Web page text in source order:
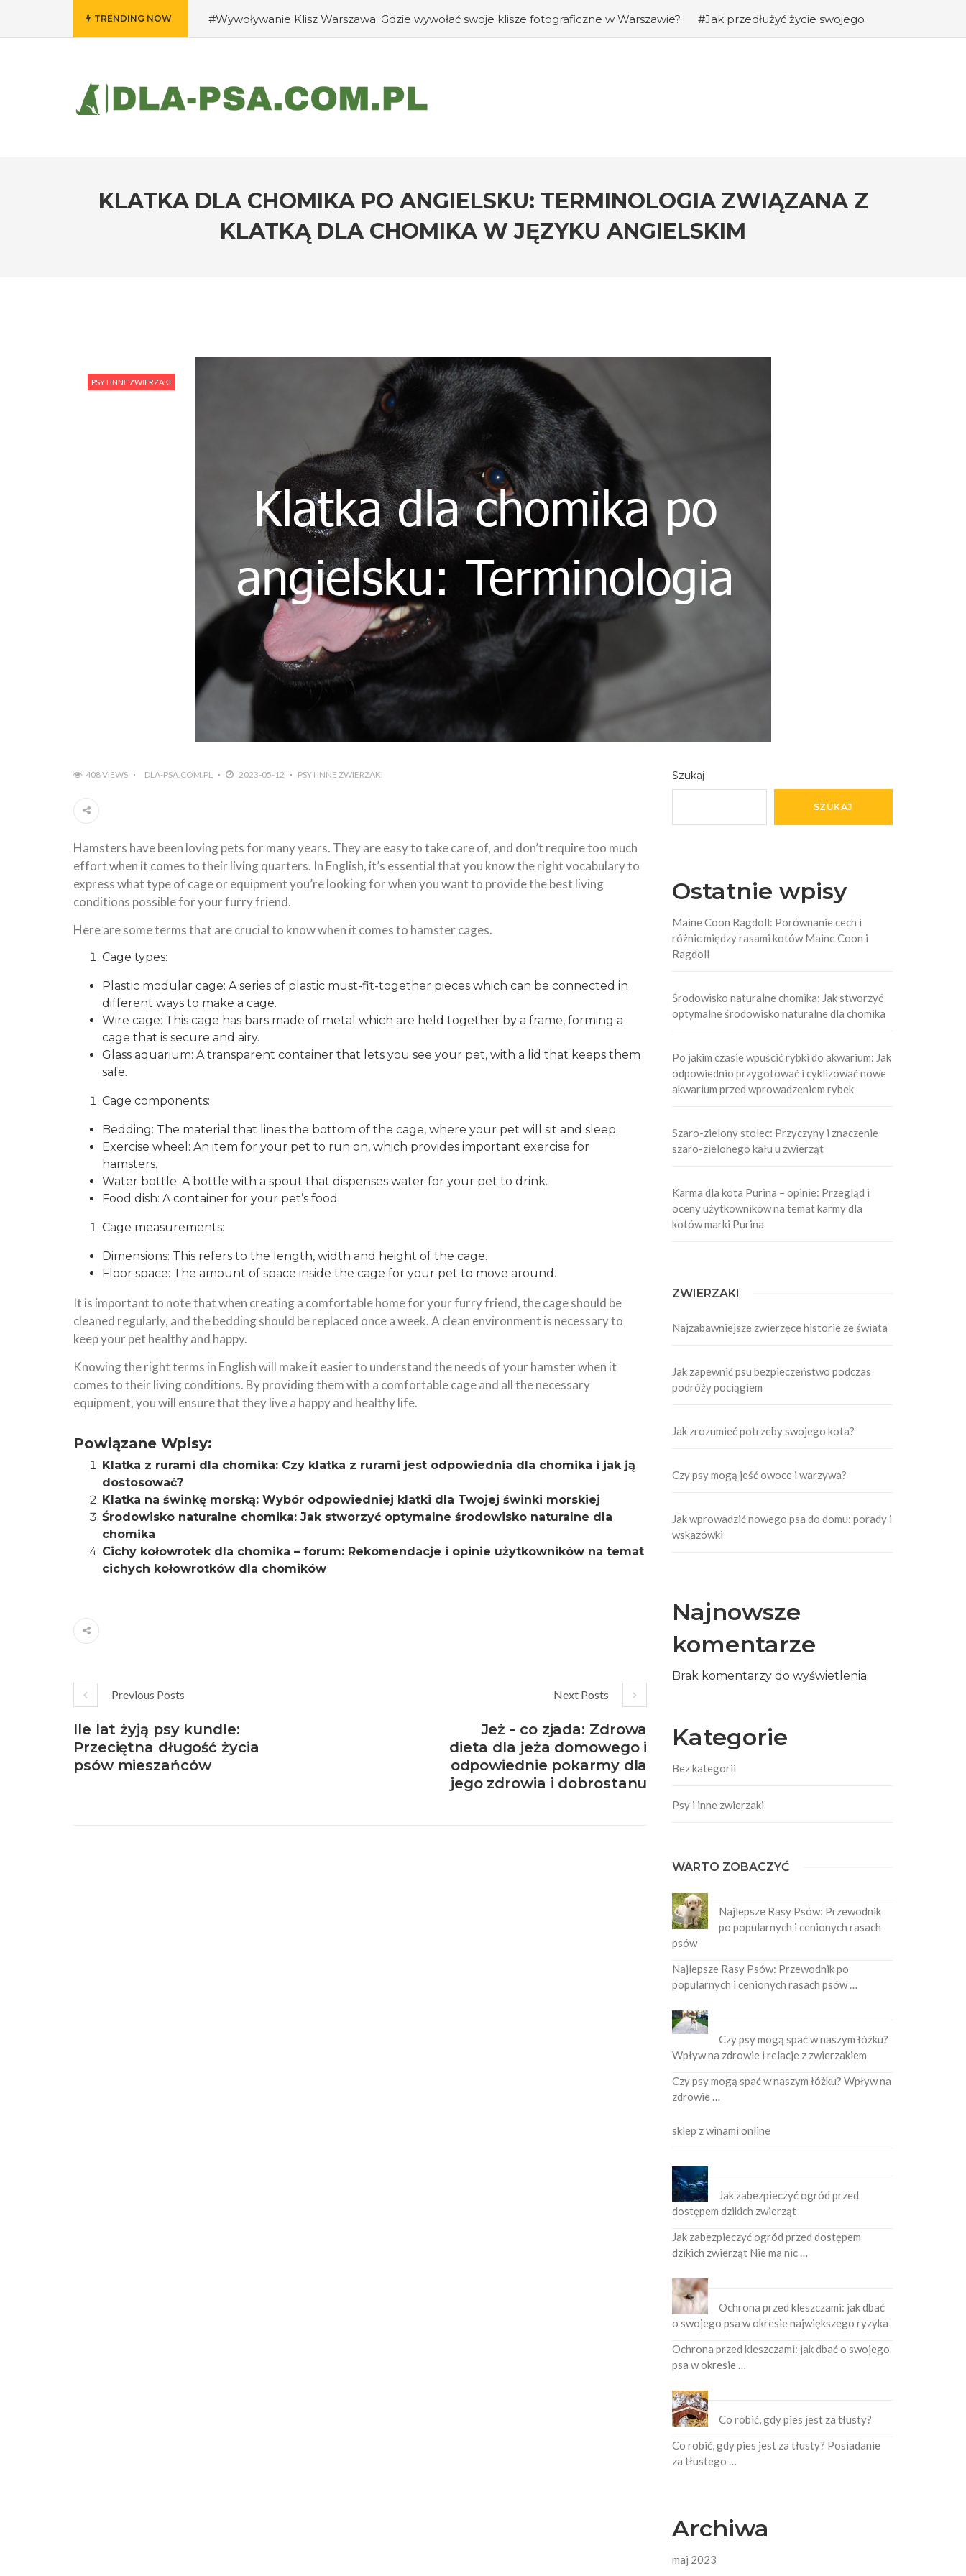
TRENDING NOW #Wywoływanie Klisz Warszawa: Gdzie wywołać swoje klisze fotograficzne w Warszawie?
#Jak przedłużyć życie swojego
psa: rady eksperta
#Jak zapobiec ucieczkom psa?
#Chomiki Dżungarskie Cena: Jaka jest cena chomików dżungarskich
KLATKA DLA CHOMIKA PO ANGIELSKU: TERMINOLOGIA ZWIĄZANA Z
KLATKĄ DLA CHOMIKA W JĘZYKU ANGIELSKIM
PSY I INNE ZWIERZAKI
408 VIEWS DLA-PSA.COM.PL 2023-05-12 PSY I INNE ZWIERZAKI
Hamsters have been loving pets for many years. They are easy to take care of, and don’t require too much
effort when it comes to their living quarters. In English, it’s essential that you know the right vocabulary to
express what type of cage or equipment you’re looking for when you want to provide the best living
conditions possible for your furry friend.
Here are some terms that are crucial to know when it comes to hamster cages.
Cage types:
Plastic modular cage: A series of plastic must-fit-together pieces which can be connected in
different ways to make a cage.
Wire cage: This cage has bars made of metal which are held together by a frame, forming a
cage that is secure and airy.
Glass aquarium: A transparent container that lets you see your pet, with a lid that keeps them
safe.
Cage components:
Bedding: The material that lines the bottom of the cage, where your pet will sit and sleep.
Exercise wheel: An item for your pet to run on, which provides important exercise for
hamsters.
Water bottle: A bottle with a spout that dispenses water for your pet to drink.
Food dish: A container for your pet’s food.
Cage measurements:
Dimensions: This refers to the length, width and height of the cage.
Floor space: The amount of space inside the cage for your pet to move around.
It is important to note that when creating a comfortable home for your furry friend, the cage should be
cleaned regularly, and the bedding should be replaced once a week. A clean environment is necessary to
keep your pet healthy and happy.
Knowing the right terms in English will make it easier to understand the needs of your hamster when it
comes to their living conditions. By providing them with a comfortable cage and all the necessary
equipment, you will ensure that they live a happy and healthy life.
Powiązane Wpisy:
Klatka z rurami dla chomika: Czy klatka z rurami jest odpowiednia dla chomika i jak ją
dostosować?
Klatka na świnkę morską: Wybór odpowiedniej klatki dla Twojej świnki morskiej
Środowisko naturalne chomika: Jak stworzyć optymalne środowisko naturalne dla
chomika
Cichy kołowrotek dla chomika – forum: Rekomendacje i opinie użytkowników na temat
cichych kołowrotków dla chomików
Previous Posts
Ile lat żyją psy kundle:
Przeciętna długość życia
psów mieszańców
Next Posts
Jeż - co zjada: Zdrowa
dieta dla jeża domowego i
odpowiednie pokarmy dla
jego zdrowia i dobrostanu
Szukaj
SZUKAJ
Ostatnie wpisy
Maine Coon Ragdoll: Porównanie cech i
różnic między rasami kotów Maine Coon i
Ragdoll
Środowisko naturalne chomika: Jak stworzyć
optymalne środowisko naturalne dla chomika
Po jakim czasie wpuścić rybki do akwarium: Jak
odpowiednio przygotować i cyklizować nowe
akwarium przed wprowadzeniem rybek
Szaro-zielony stolec: Przyczyny i znaczenie
szaro-zielonego kału u zwierząt
Karma dla kota Purina – opinie: Przegląd i
oceny użytkowników na temat karmy dla
kotów marki Purina
ZWIERZAKI
Najzabawniejsze zwierzęce historie ze świata
Jak zapewnić psu bezpieczeństwo podczas
podróży pociągiem
Jak zrozumieć potrzeby swojego kota?
Czy psy mogą jeść owoce i warzywa?
Jak wprowadzić nowego psa do domu: porady i
wskazówki
Najnowsze
komentarze
Brak komentarzy do wyświetlenia.
Kategorie
Bez kategorii
Psy i inne zwierzaki
WARTO ZOBACZYĆ
Najlepsze Rasy Psów: Przewodnik
po popularnych i cenionych rasach
psów
Najlepsze Rasy Psów: Przewodnik po
popularnych i cenionych rasach psów …
Czy psy mogą spać w naszym łóżku?
Wpływ na zdrowie i relacje z zwierzakiem
Czy psy mogą spać w naszym łóżku? Wpływ na
zdrowie …
sklep z winami online
Jak zabezpieczyć ogród przed
dostępem dzikich zwierząt
Jak zabezpieczyć ogród przed dostępem
dzikich zwierząt Nie ma nic …
Ochrona przed kleszczami: jak dbać
o swojego psa w okresie największego ryzyka
Ochrona przed kleszczami: jak dbać o swojego
psa w okresie …
Co robić, gdy pies jest za tłusty?
Co robić, gdy pies jest za tłusty? Posiadanie
za tłustego …
Archiwa
maj 2023